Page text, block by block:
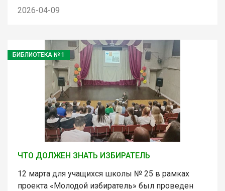
2026-04-09
БИБЛИОТЕКА № 1
ЧТО ДОЛЖЕН ЗНАТЬ ИЗБИРАТЕЛЬ
12 марта для учащихся школы № 25 в рамках
проекта «Молодой избиратель» был проведен